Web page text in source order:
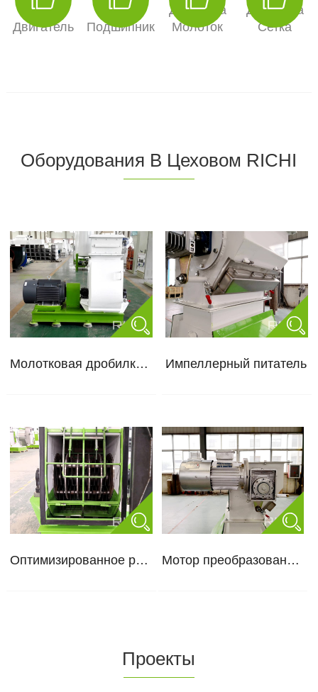
Siemens
Двигатель
SKF
Подшипник
Дробилка
Молоток
Дробилка
Сетка
Оборудования В Цеховом RICHI
Молотковая дробилка в цехе Импеллерный питатель
Оптимизированное расположение молотков Мотор преобразования частоты
Проекты